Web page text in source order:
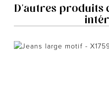
D'autres produits